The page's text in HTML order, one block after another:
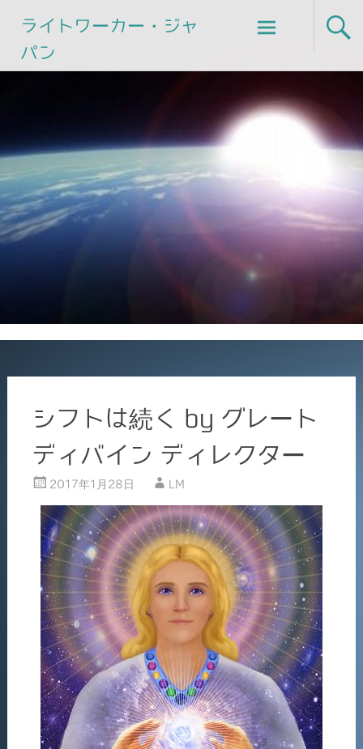
ライトワーカー・ジャ
パン
Skip
to
シフトは続く by グレート
ディバイン ディレクター
2017年1月28日 LM